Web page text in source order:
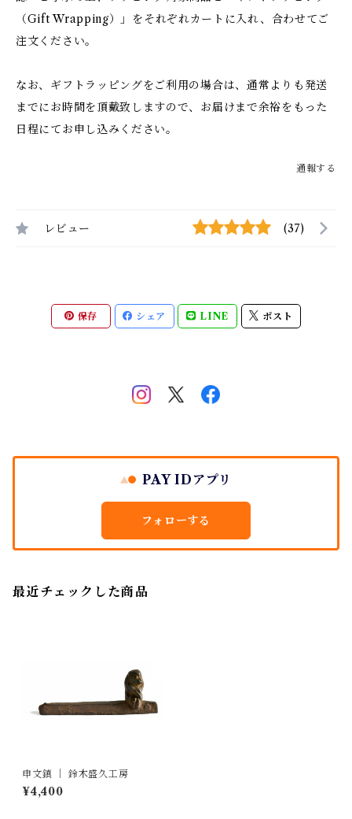
（Gift Wrapping）」をそれぞれカートに入れ、合わせてご
注文ください。
なお、ギフトラッピングをご利用の場合は、通常よりも発送
までにお時間を頂戴致しますので、お届けまで余裕をもった
日程にてお申し込みください。
通報する
レビュー (37)
保存 シェア LINE ポスト
PAY IDアプリ
フォローする
最近チェックした商品
申文鎮 ｜ 鈴木盛久工房
¥4,400